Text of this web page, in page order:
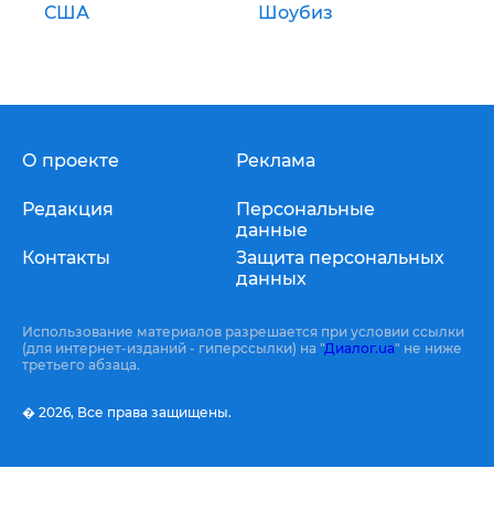
США Шоубиз
О проекте
Редакция
Контакты
Реклама
Персональные
данные
Защита персональных
данных
Использование материалов разрешается при условии ссылки
(для интернет-изданий - гиперссылки) на "Диалог.ua" не ниже
третьего абзаца.
� 2026, Все права защищены.